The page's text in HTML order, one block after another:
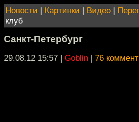
Новости | Картинки | Видео |
клуб
Санкт-Петербург
29.08.12 15:57 | Goblin | 76